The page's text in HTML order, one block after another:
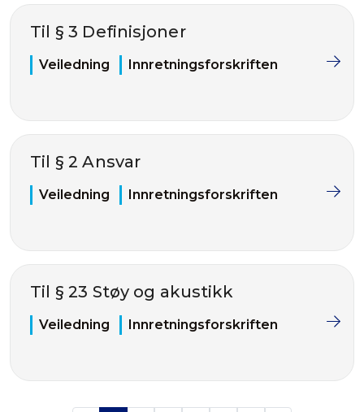
Til § 3 Definisjoner
Veiledning Innretningsforskriften
Til § 2 Ansvar
Veiledning Innretningsforskriften
Til § 23 Støy og akustikk
Veiledning Innretningsforskriften